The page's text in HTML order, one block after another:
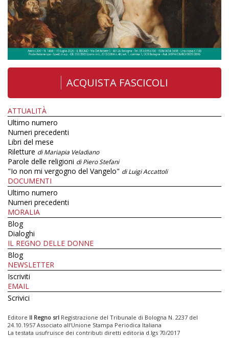
ACQUISTA FASCICOLI
ATTUALITÀ
Ultimo numero
Numeri precedenti
Libri del mese
Riletture di Mariapia Veladiano
Parole delle religioni di Piero Stefani
"Io non mi vergogno del Vangelo" di Luigi Accattoli
DOCUMENTI
Ultimo numero
Numeri precedenti
MORALIA
Blog
Dialoghi
IL REGNO DELLE DONNE
Blog
NEWSLETTER
Iscriviti
EMAIL
Scrivici
Editore Il Regno srl Registrazione del Tribunale di Bologna N. 2237 del
24.10.1957 Associato all’Unione Stampa Periodica Italiana
La testata usufruisce dei contributi diretti editoria d.lgs 70/2017